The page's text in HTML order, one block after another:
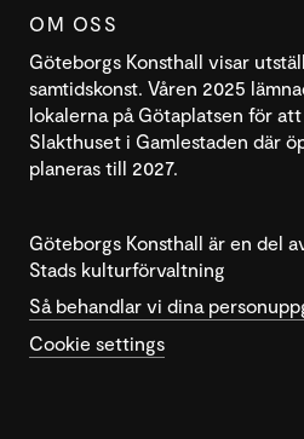
OM OSS
Göteborgs Konsthall visar
samtidskonst. Våren 2025
lokalerna på Götaplatsen för
Slakthuset i Gamlestaden där
planeras till 2027.
Göteborgs Konsthall är en del
Stads kulturförvaltning
Så behandlar vi dina
Cookie settings